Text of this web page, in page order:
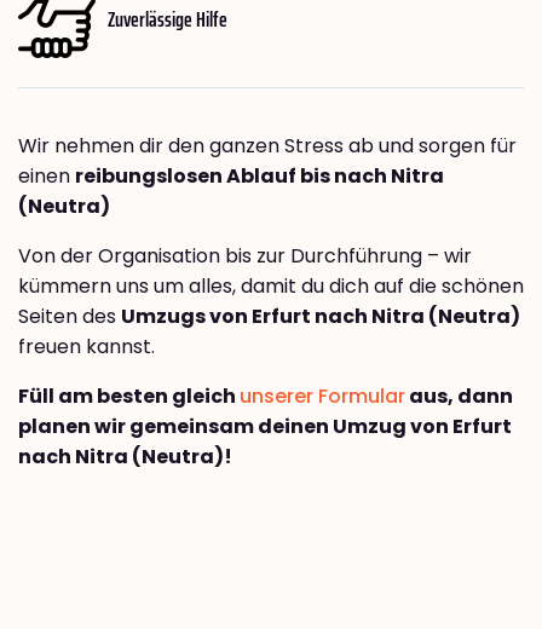
Zuverlässige Hilfe
Wir nehmen dir den ganzen Stress ab und sorgen für
einen reibungslosen Ablauf bis nach Nitra
(Neutra)
Von der Organisation bis zur Durchführung – wir
kümmern uns um alles, damit du dich auf die schönen
Seiten des Umzugs von Erfurt nach Nitra (Neutra)
freuen kannst.
Füll am besten gleich unserer Formularaus, dann
planen wir gemeinsam deinen Umzug von Erfurt
nach Nitra (Neutra)!